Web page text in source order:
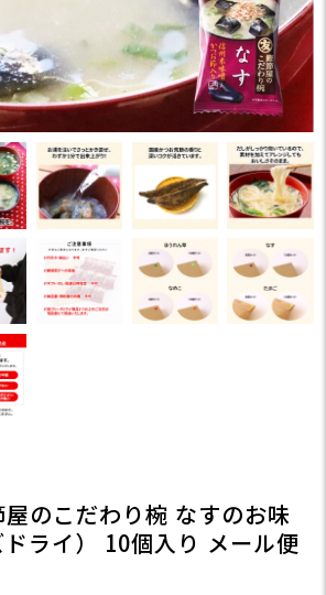
屋のこだわり椀 なすのお味
ライ） 10個入り メール便